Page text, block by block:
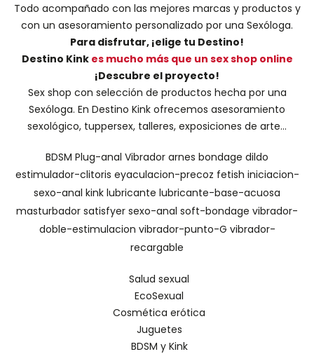
Todo acompañado con las mejores marcas y productos y
con un asesoramiento personalizado por una Sexóloga.
Para disfrutar, ¡elige tu Destino!
Destino Kink es mucho más que un sex shop online
¡Descubre el proyecto!
Sex shop con selección de productos hecha por una
Sexóloga. En Destino Kink ofrecemos asesoramiento
sexológico, tuppersex, talleres, exposiciones de arte...
BDSM Plug-anal Vibrador arnes bondage dildo
estimulador-clitoris eyaculacion-precoz fetish iniciacion-
sexo-anal kink lubricante lubricante-base-acuosa
masturbador satisfyer sexo-anal soft-bondage vibrador-
doble-estimulacion vibrador-punto-G vibrador-
recargable
Salud sexual
EcoSexual
Cosmética erótica
Juguetes
BDSM y Kink